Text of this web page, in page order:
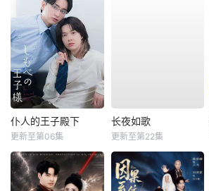
仆人的王子殿下
更新至第06集
长夜如歌
更新至第22集